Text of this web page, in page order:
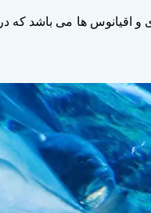
اقیانوس ها می باشد که